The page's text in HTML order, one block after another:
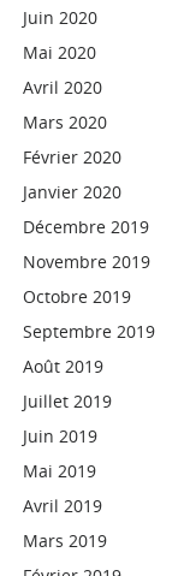
Juin 2020
Mai 2020
Avril 2020
Mars 2020
Février 2020
Janvier 2020
Décembre 2019
Novembre 2019
Octobre 2019
Septembre 2019
Août 2019
Juillet 2019
Juin 2019
Mai 2019
Avril 2019
Mars 2019